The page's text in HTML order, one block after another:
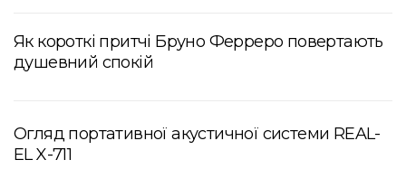
Як короткі притчі Бруно Ферреро повертають
душевний спокій
Огляд портативної акустичної системи REAL-
EL X-711